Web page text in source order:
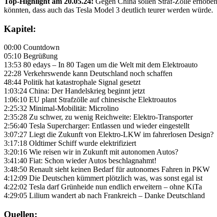
könnten, dass auch das Tesla Model 3 deutlich teurer werden würde.
Kapitel:
00:00 Countdown
05:10 Begrüßung
13:53 80 edays – In 80 Tagen um die Welt mit dem Elektroauto
22:28 Verkehrswende kann Deutschland noch schaffen
48:44 Politik hat katastrophale Signal gesetzt
1:03:24 China: Der Handelskrieg beginnt jetzt
1:06:10 EU plant Strafzölle auf chinesische Elektroautos
2:25:32 Minimal-Mobilität: Microlino
2:35:28 Zu schwer, zu wenig Reichweite: Elektro-Transporter
2:56:40 Tesla Supercharger: Entlassen und wieder eingestellt
3:07:27 Liegt die Zukunft von Elektro-LKW im fahrerlosen Design?
3:17:18 Oldtimer Schiff wurde elektrifiziert
3:20:16 Wie reisen wir in Zukunft mit autonomen Autos?
3:41:40 Fiat: Schon wieder Autos beschlagnahmt!
3:48:50 Renault sieht keinen Bedarf für autonomes Fahren in PKW
4:12:09 Die Deutschen kümmert plötzlich was, was sonst egal ist
4:22:02 Tesla darf Grünheide nun endlich erweitern – ohne KiTa
4:29:05 Lilium wandert ab nach Frankreich – Danke Deutschland
Quellen: